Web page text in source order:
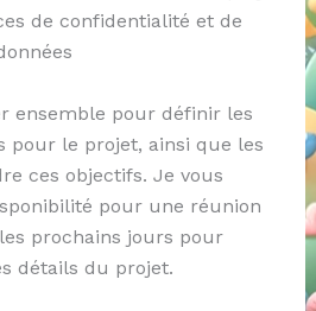
de confidentialité et de
ensemble pour définir les
pour le projet, ainsi que les
ces objectifs. Je vous
pour une réunion
prochains jours pour
détails du projet.